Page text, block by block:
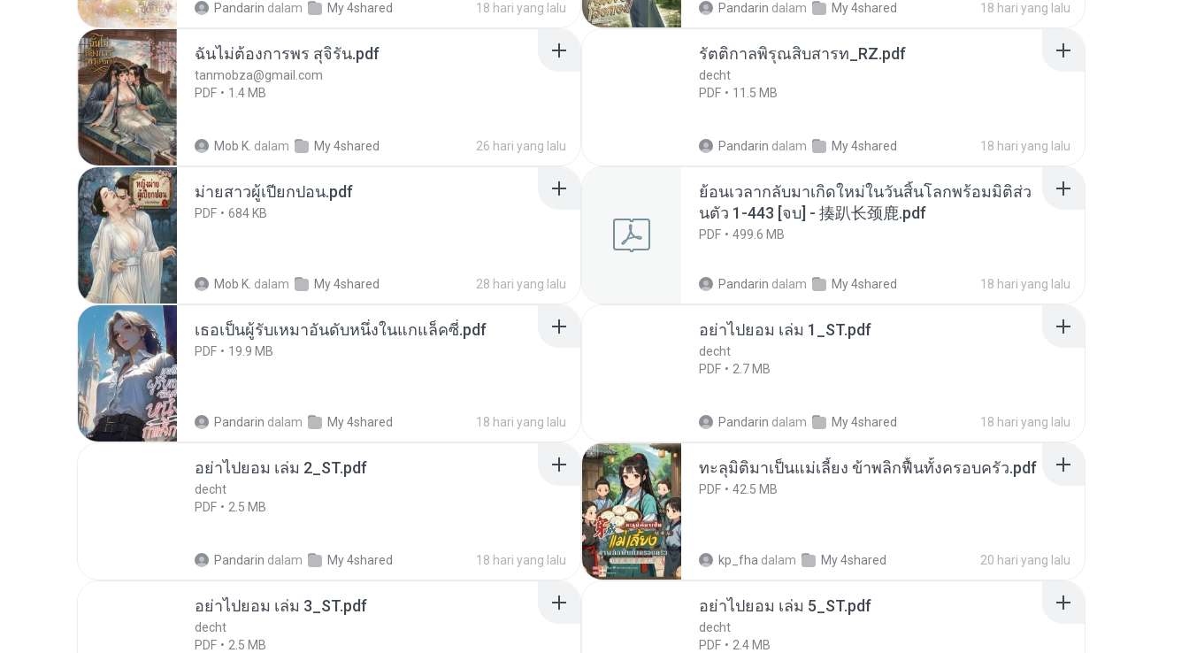
Pandarin dalam My 4shared 18 hari yang lalu Pandarin dalam My 4shared 18 hari yang lalu
ฉันไม่ต้องการพร สุจิรัน.pdf
tanmobza@gmail.com
PDF
1.4 MB
Mob K. dalam My 4shared 26 hari yang lalu
รัตติกาลพิรุณสิบสารท_RZ.pdf
decht
PDF
11.5 MB
Pandarin dalam My 4shared 18 hari yang lalu
ม่ายสาวผู้เปียกปอน.pdf
PDF 684 KB
Mob K. dalam My 4shared 28 hari yang lalu
ย้อนเวลากลับมาเกิดใหม่ในวันสิ้นโลกพร้อมมิติส่ว
นตัว 1-443 [จบ] - 揍趴长颈鹿.pdf
PDF 499.6 MB
Pandarin dalam My 4shared 18 hari yang lalu
เธอเป็นผู้รับเหมาอันดับหนึ่งในแกแล็คซี่.pdf
PDF 19.9 MB
Pandarin dalam My 4shared 18 hari yang lalu
อย่าไปยอม เล่ม 1_ST.pdf
decht
PDF
2.7 MB
Pandarin dalam My 4shared 18 hari yang lalu
อย่าไปยอม เล่ม 2_ST.pdf
decht
PDF
2.5 MB
Pandarin dalam My 4shared 18 hari yang lalu
ทะลุมิติมาเป็นแม่เลี้ยง ข้าพลิกฟื้นทั้งครอบครัว.pdf
PDF 42.5 MB
kp_fha dalam My 4shared 20 hari yang lalu
อย่าไปยอม เล่ม 3_ST.pdf
decht
PDF
2.5 MB
อย่าไปยอม เล่ม 5_ST.pdf
decht
PDF
2.4 MB